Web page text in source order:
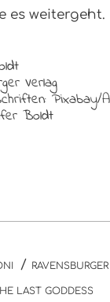
es weitergeht.
Verlag
Pixabay/
Boldt
/
LAST GODDESS